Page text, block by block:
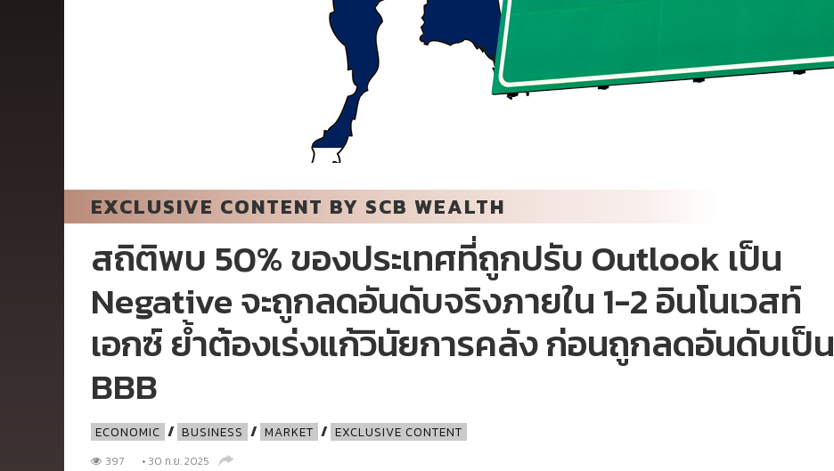
EXCLUSIVE CONTENT BY SCB WEALTH
สถิติพบ 50% ของประเทศที่ถูกปรับ Outlook เป็น
Negative จะถูกลดอันดับจริงภายใน 1-2 อินโนเวสท์
เอกซ์ ย้ำต้องเร่งแก้วินัยการคลัง ก่อนถูกลดอันดับเป็น
BBB
ECONOMIC / BUSINESS / MARKET / EXCLUSIVE CONTENT
397 • 30 ก.ย. 2025